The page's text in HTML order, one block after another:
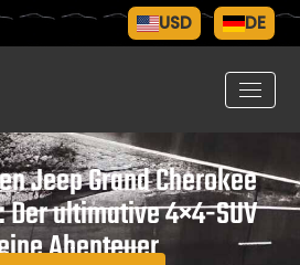
USD DE
Jeep Grand Cherokee
ultimative 4×4-SUV
Abenteuer